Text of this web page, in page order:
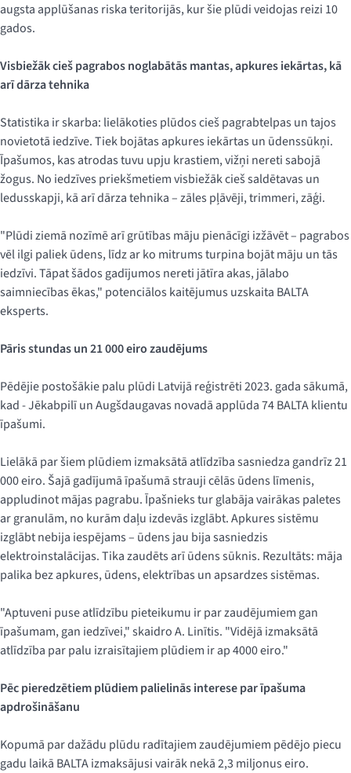
augsta applūšanas riska teritorijās, kur šie plūdi veidojas reizi 10
gados.
Visbiežāk cieš pagrabos noglabātās mantas, apkures iekārtas, kā
arī dārza tehnika
Statistika ir skarba: lielākoties plūdos cieš pagrabtelpas un tajos
novietotā iedzīve. Tiek bojātas apkures iekārtas un ūdenssūkņi.
Īpašumos, kas atrodas tuvu upju krastiem, vižņi nereti sabojā
žogus. No iedzīves priekšmetiem visbiežāk cieš saldētavas un
ledusskapji, kā arī dārza tehnika – zāles pļāvēji, trimmeri, zāģi.
"Plūdi ziemā nozīmē arī grūtības māju pienācīgi izžāvēt – pagrabos
vēl ilgi paliek ūdens, līdz ar ko mitrums turpina bojāt māju un tās
iedzīvi. Tāpat šādos gadījumos nereti jātīra akas, jālabo
saimniecības ēkas," potenciālos kaitējumus uzskaita BALTA
eksperts.
Pāris stundas un 21 000 eiro zaudējums
Pēdējie postošākie palu plūdi Latvijā reģistrēti 2023. gada sākumā,
kad - Jēkabpilī un Augšdaugavas novadā applūda 74 BALTA klientu
īpašumi.
Lielākā par šiem plūdiem izmaksātā atlīdzība sasniedza gandrīz 21
000 eiro. Šajā gadījumā īpašumā strauji cēlās ūdens līmenis,
appludinot mājas pagrabu. Īpašnieks tur glabāja vairākas paletes
ar granulām, no kurām daļu izdevās izglābt. Apkures sistēmu
izglābt nebija iespējams – ūdens jau bija sasniedzis
elektroinstalācijas. Tika zaudēts arī ūdens sūknis. Rezultāts: māja
palika bez apkures, ūdens, elektrības un apsardzes sistēmas.
"Aptuveni puse atlīdzību pieteikumu ir par zaudējumiem gan
īpašumam, gan iedzīvei," skaidro A. Linītis. "Vidējā izmaksātā
atlīdzība par palu izraisītajiem plūdiem ir ap 4000 eiro."
Pēc pieredzētiem plūdiem palielinās interese par īpašuma
apdrošināšanu
Kopumā par dažādu plūdu radītajiem zaudējumiem pēdējo piecu
gadu laikā BALTA izmaksājusi vairāk nekā 2,3 miljonus eiro.